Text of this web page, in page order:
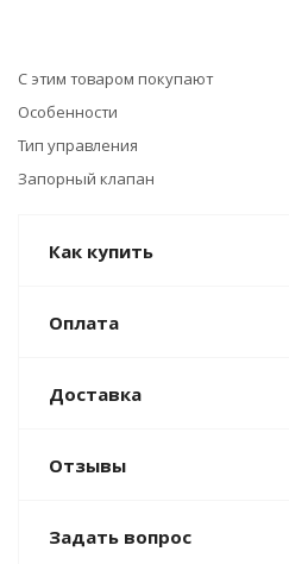
С этим товаром покупают
Особенности
Тип управления
Запорный клапан
Как купить
Оплата
Доставка
Отзывы
Задать вопрос